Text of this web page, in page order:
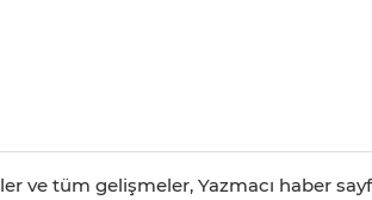
ve tüm gelişmeler, Yazmacı haber